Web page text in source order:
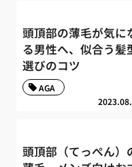
頭頂部の薄毛が気に
る男性へ、似合う髪
選びのコツ
AGA
頭頂部（てっぺん）